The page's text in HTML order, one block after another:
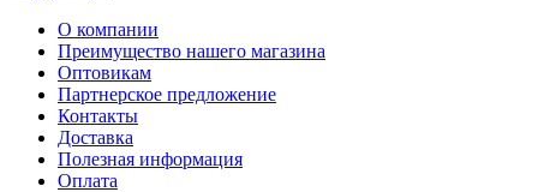
О компании
Преимущество нашего магазина
Оптовикам
Партнерское предложение
Контакты
Доставка
Полезная информация
Оплата